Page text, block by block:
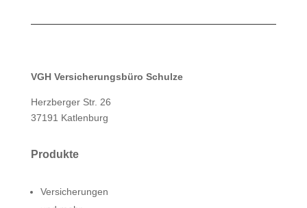
VGH Versicherungsbüro Schulze
Herzberger Str. 26
37191 Katlenburg
Produkte
Versicherungen